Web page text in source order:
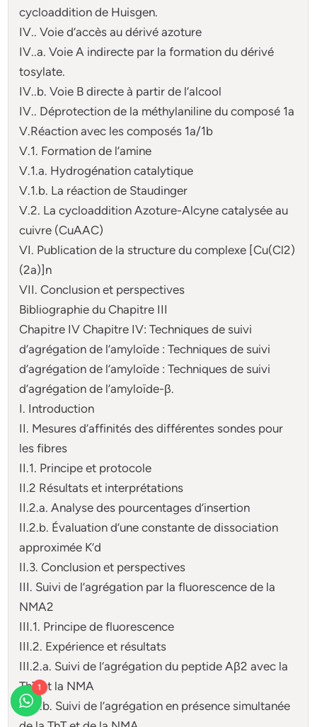
cycloaddition de Huisgen.
IV.. Voie d’accès au dérivé azoture
IV..a. Voie A indirecte par la formation du dérivé
tosylate.
IV..b. Voie B directe à partir de l’alcool
IV.. Déprotection de la méthylaniline du composé 1a
V.Réaction avec les composés 1a/1b
V.1. Formation de l’amine
V.1.a. Hydrogénation catalytique
V.1.b. La réaction de Staudinger
V.2. La cycloaddition Azoture-Alcyne catalysée au
cuivre (CuAAC)
VI. Publication de la structure du complexe [Cu(Cl2)
(2a)]n
VII. Conclusion et perspectives
Bibliographie du Chapitre III
Chapitre IV Chapitre IV: Techniques de suivi
d’agrégation de l’amyloïde : Techniques de suivi
d’agrégation de l’amyloïde : Techniques de suivi
d’agrégation de l’amyloïde-β.
I. Introduction
II. Mesures d’affinités des différentes sondes pour
les fibres
II.1. Principe et protocole
II.2 Résultats et interprétations
II.2.a. Analyse des pourcentages d’insertion
II.2.b. Évaluation d’une constante de dissociation
approximée K’d
II.3. Conclusion et perspectives
III. Suivi de l’agrégation par la fluorescence de la
NMA2
III.1. Principe de fluorescence
III.2. Expérience et résultats
III.2.a. Suivi de l’agrégation du peptide Aβ2 avec la
ThT et la NMA
III.2.b. Suivi de l’agrégation en présence simultanée
1